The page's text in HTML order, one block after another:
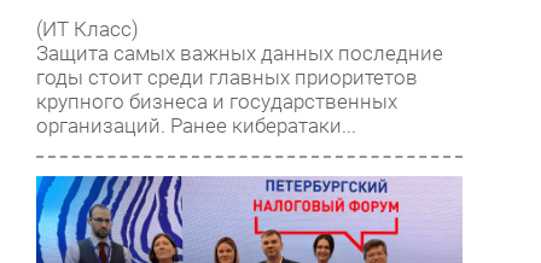
(ИТ Класс)
Защита самых важных данных последние
годы стоит среди главных приоритетов
крупного бизнеса и государственных
организаций. Ранее кибератаки...